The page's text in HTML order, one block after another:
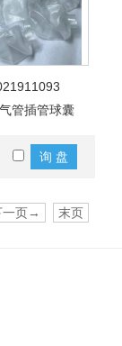
气管插管球囊
一页→ 末页